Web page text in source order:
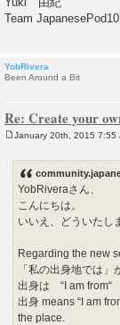
Team
YobRivera
Been Around a Bit
Re: Create your
January 20th, 2015 7:55
YobRiveraさん、
こんにちは。
いいえ、どういたし
Regarding the new
「私の出身地では」
出身は “I am from“
出身 means “I am
the place.